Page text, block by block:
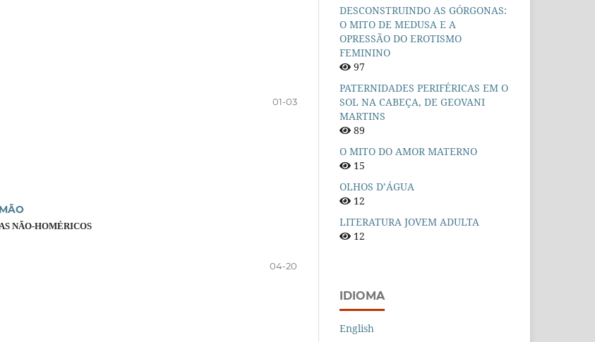
01-03
NÃO-HOMÉRICOS
04-20
DESCONSTRUINDO AS GÓRGONAS:
O MITO DE MEDUSA E A
OPRESSÃO DO EROTISMO
FEMININO
97
PATERNIDADES PERIFÉRICAS EM O
SOL NA CABEÇA, DE GEOVANI
MARTINS
89
O MITO DO AMOR MATERNO
15
OLHOS D’ÁGUA
12
LITERATURA JOVEM ADULTA
12
IDIOMA
English